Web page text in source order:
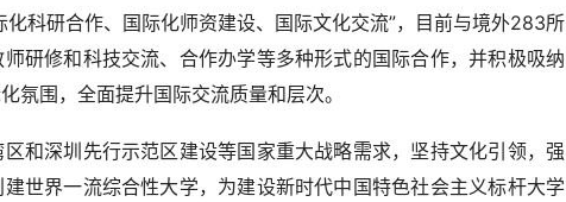
化科研合作、国际化师资建设、国际文化交流”，目前与境外283所
研修和科技交流、合作办学等多种形式的国际合作，并积极吸纳
氛围，全面提升国际交流质量和层次。
和深圳先行示范区建设等国家重大战略需求，坚持文化引领，强
世界一流综合性大学，为建设新时代中国特色社会主义标杆大学